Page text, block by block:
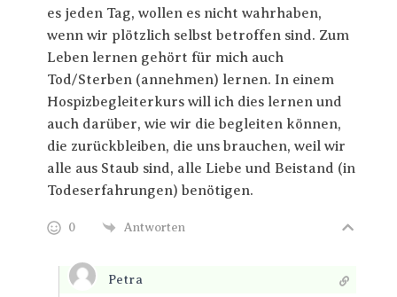
es jeden Tag, wollen es nicht wahrhaben,
wenn wir plötzlich selbst betroffen sind. Zum
Leben lernen gehört für mich auch
Tod/Sterben (annehmen) lernen. In einem
Hospizbegleiterkurs will ich dies lernen und
auch darüber, wie wir die begleiten können,
die zurückbleiben, die uns brauchen, weil wir
alle aus Staub sind, alle Liebe und Beistand (in
Todeserfahrungen) benötigen.
0 Antworten
Petra